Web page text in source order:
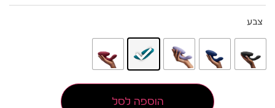
צבע
הוספה לסל